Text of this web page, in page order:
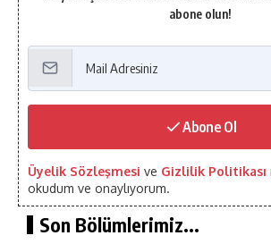
abone olun!
Abone Ol
Üyelik Sözleşmesi ve Gizlilik Politikası
okudum ve onaylıyorum.
Son Bölümlerimiz...